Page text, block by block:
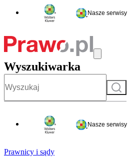
Nasze serwisy
Wyszukiwarka
Szukaj
Nasze serwisy
Prawnicy i sądy